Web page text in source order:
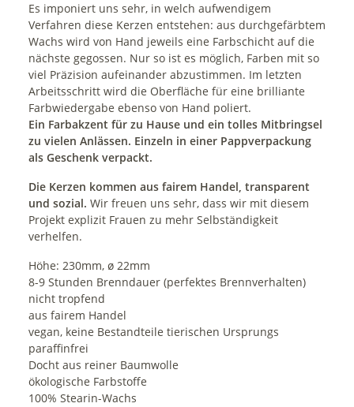
Es imponiert uns sehr, in welch aufwendigem
Verfahren diese Kerzen entstehen: aus durchgefärbtem
Wachs wird von Hand jeweils eine Farbschicht auf die
nächste gegossen. Nur so ist es möglich, Farben mit so
viel Präzision aufeinander abzustimmen. Im letzten
Arbeitsschritt wird die Oberfläche für eine brilliante
Farbwiedergabe ebenso von Hand poliert.
Ein Farbakzent für zu Hause und ein tolles Mitbringsel
zu vielen Anlässen. Einzeln in einer Pappverpackung
als Geschenk verpackt.
Die Kerzen kommen aus fairem Handel, transparent
und sozial. Wir freuen uns sehr, dass wir mit diesem
Projekt explizit Frauen zu mehr Selbständigkeit
verhelfen.
Höhe: 230mm, ø 22mm
8-9 Stunden Brenndauer (perfektes Brennverhalten)
nicht tropfend
aus fairem Handel
vegan, keine Bestandteile tierischen Ursprungs
paraffinfrei
Docht aus reiner Baumwolle
ökologische Farbstoffe
100% Stearin-Wachs